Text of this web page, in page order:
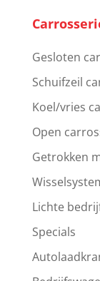
Gesloten
Schuifzeil
Koel/vries
Open
Getrokken
Lichte
Specials